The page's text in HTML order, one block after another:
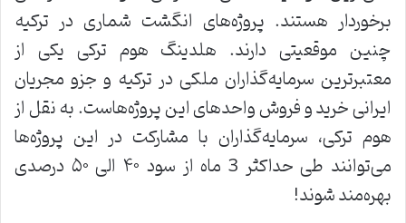
برخوردار هستند. پروژه‌های انگشت شماری در ترکیه
چنین موقعیتی دارند. هلدینگ هوم ترکی یکی از
معتبرترین سرمایه‌گذاران ملکی در ترکیه و جزو مجریان
ایرانی خرید و فروش واحدهای این پروژه‌هاست. به نقل از
هوم ترکی، سرمایه‌گذاران با مشارکت در این پروژه‌ها
می‌توانند طی حداکثر 3 ماه از سود ۴۰ الی ۵۰ درصدی
بهره‌مند شوند!